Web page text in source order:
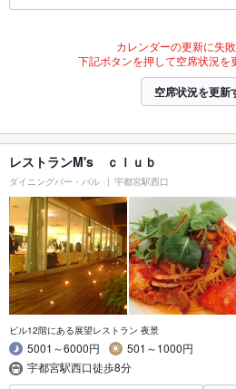
カレンダーの更新に失敗
下記ボタンを押して空席状況を
空席状況を更新
レストランM's ｃｌｕｂ
ダイニングバー・バル 宇都宮駅西口
ビル12階にある展望レストラン 夜景
5001～6000円
501～1000円
宇都宮駅西口徒歩8分